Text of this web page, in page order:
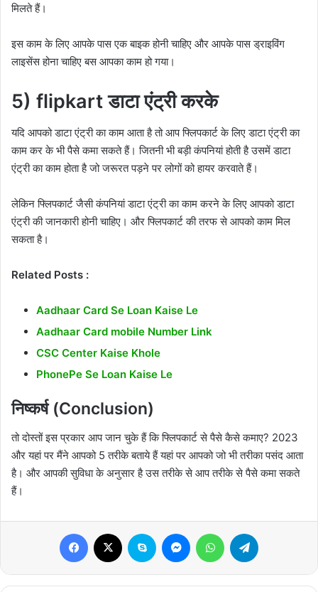
मिलते हैं।
इस काम के लिए आपके पास एक बाइक होनी चाहिए और आपके पास ड्राइविंग
लाइसेंस होना चाहिए बस आपका काम हो गया।
5) flipkart डाटा एंट्री करके
यदि आपको डाटा एंट्री का काम आता है तो आप फ्लिपकार्ट के लिए डाटा एंट्री का
काम कर के भी पैसे कमा सकते हैं। जितनी भी बड़ी कंपनियां होती है उसमें डाटा
एंट्री का काम होता है जो जरूरत पड़ने पर लोगों को हायर करवाते हैं।
लेकिन फ्लिपकार्ट जैसी कंपनियां डाटा एंट्री का काम करने के लिए आपको डाटा
एंट्री की जानकारी होनी चाहिए। और फ्लिपकार्ट की तरफ से आपको काम मिल
सकता है।
Related Posts :
Aadhaar Card Se Loan Kaise Le
Aadhaar Card mobile Number Link
CSC Center Kaise Khole
PhonePe Se Loan Kaise Le
निष्कर्ष (Conclusion)
तो दोस्तों इस प्रकार आप जान चुके हैं कि फ्लिपकार्ट से पैसे कैसे कमाए? 2023
और यहां पर मैंने आपको 5 तरीके बताये हैं यहां पर आपको जो भी तरीका पसंद आता
है। और आपकी सुविधा के अनुसार है उस तरीके से आप तरीके से पैसे कमा सकते
हैं।
Facebook Skype MessengerWhatsApp